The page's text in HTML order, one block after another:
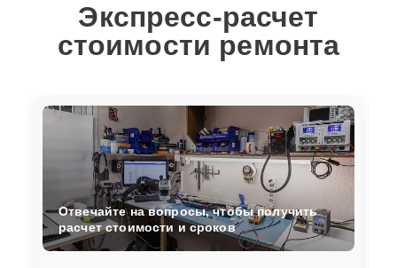
Экспресс-расчет
стоимости ремонта
Отвечайте на вопросы, чтобы получить
расчет стоимости и сроков